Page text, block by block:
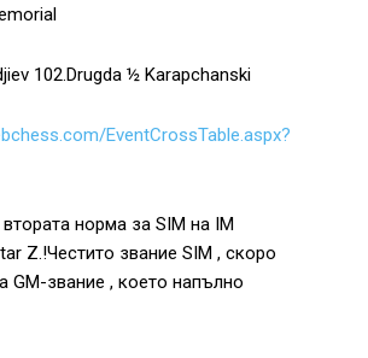
102.Drugda ½ Karapchanski
EventCrossTable.aspx?
норма за SIM на IM
Z.!Честито звание SIM , скоро
GM-звание , което напълно